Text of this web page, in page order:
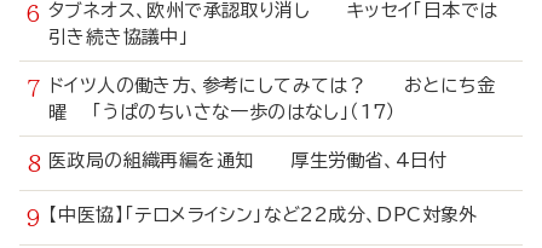
タブネオス、欧州で承認取り消し キッセイ「日本では
引き続き協議中」
ドイツ人の働き方、参考にしてみては？ おとにち金
曜 「うぱのちいさな一歩のはなし」（17）
医政局の組織再編を通知 厚生労働省、4日付
【中医協】「テロメライシン」など22成分、DPC対象外